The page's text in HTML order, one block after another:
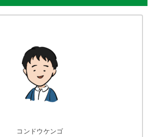
コンドウケンゴ